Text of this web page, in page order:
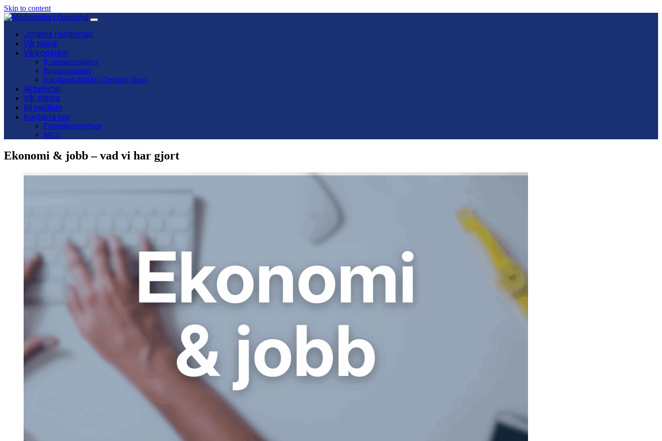
Skip to content
Main
Navigation
Johanna Hornberger
Vår politik
Våra politiker
Kommunpolitiker
Regionpolitiker
Riksdagskandidat Christian Hoas
Aktiviteter
Vår tidning
Bli medlem
Kontakta oss
Föreningsstyrelsen
MUF
Ekonomi & jobb – vad vi har gjort